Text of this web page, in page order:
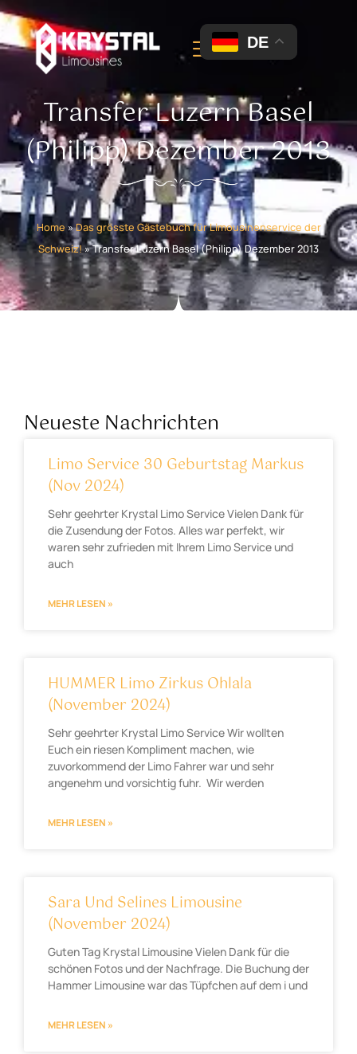
Transfer Luzern Basel
(Philipp) Dezember 2013
Home »Das grösste Gästebuch für Limousinenservice der
Schweiz!»Transfer Luzern Basel (Philipp) Dezember 2013
Neueste Nachrichten
Limo Service 30 Geburtstag Markus
(Nov 2024)
Sehr geehrter Krystal Limo Service Vielen Dank für
die Zusendung der Fotos. Alles war perfekt, wir
waren sehr zufrieden mit Ihrem Limo Service und
auch
MEHR LESEN »
HUMMER Limo Zirkus Ohlala
(November 2024)
Sehr geehrter Krystal Limo Service Wir wollten
Euch ein riesen Kompliment machen, wie
zuvorkommend der Limo Fahrer war und sehr
angenehm und vorsichtig fuhr. Wir werden
MEHR LESEN »
Sara Und Selines Limousine
(November 2024)
Guten Tag Krystal Limousine Vielen Dank für die
schönen Fotos und der Nachfrage. Die Buchung der
Hammer Limousine war das Tüpfchen auf dem i und
MEHR LESEN »
DE